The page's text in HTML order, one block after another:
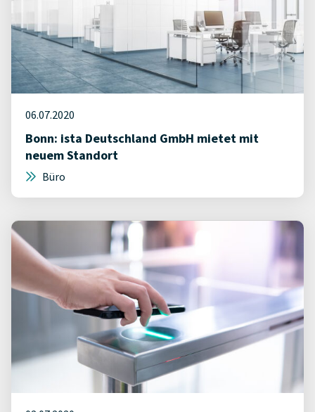
06.07.2020
Bonn: ista Deutschland GmbH mietet mit
neuem Standort
Büro